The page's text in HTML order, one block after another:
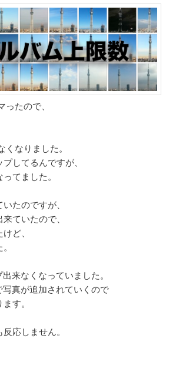
たので、
なりました。
してるんですが、
てました。
たのですが、
ていたので、
ど、
来なくなっていました。
真が追加されていくので
す。
応しません。